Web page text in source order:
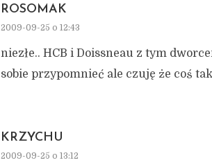
ROSOMAK
2009-09-25 o 12:43
niezłe.. HCB i Doissneau z tym
sobie przypomnieć ale czuję że coś
KRZYCHU
2009-09-25 o 13:12